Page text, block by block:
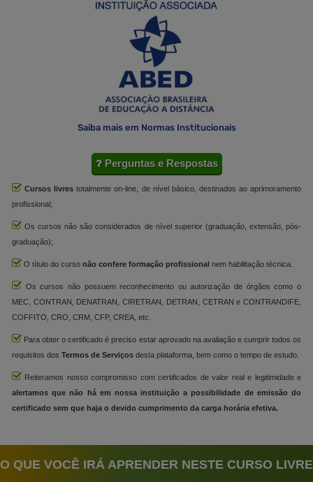
Saiba mais em Normas Institucionais
Perguntas e Respostas
Cursos livres totalmente on-line, de nível básico, destinados ao aprimoramento
profissional;
Os cursos não são considerados de nível superior (graduação, extensão, pós-
graduação);
O título do curso não confere formação profissional nem habilitação técnica.
Os cursos não possuem reconhecimento ou autorização de órgãos como o
MEC, CONTRAN, DENATRAN, CIRETRAN, DETRAN, CETRAN e CONTRANDIFE,
COFFITO, CRO, CRM, CFP, CREA, etc.
Para obter o certificado é preciso estar aprovado na avaliação e cumprir todos os
requisitos dos Termos de Serviços desta plataforma, bem como o tempo de estudo.
Reiteramos nosso compromisso com certificados de valor real e legitimidade e
alertamos que não há em nossa instituição a possibilidade de emissão do
certificado sem que haja o devido cumprimento da carga horária efetiva.
O QUE VOCÊ IRÁ APRENDER NESTE CURSO LIVRE